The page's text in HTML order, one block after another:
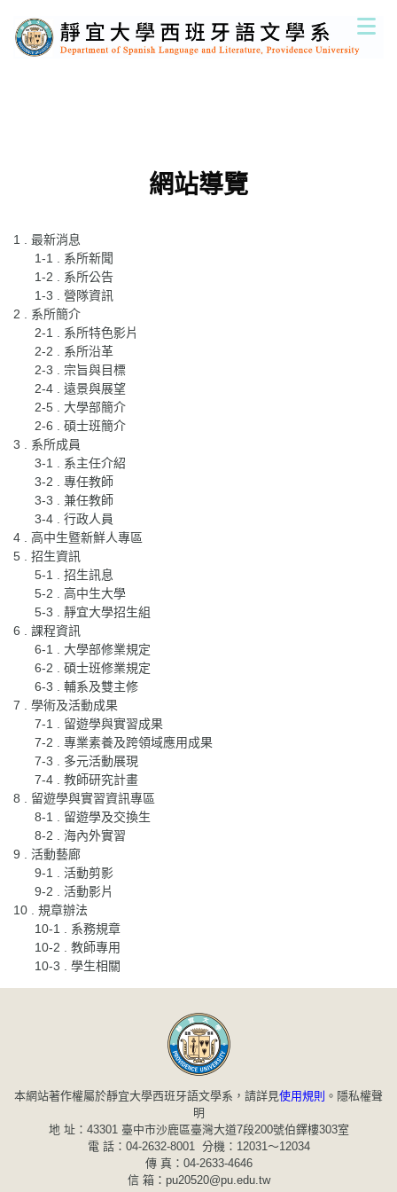
到
主
網站導覽
1 . 最新消息
1-1 . 系所新聞
1-2 . 系所公告
1-3 . 營隊資訊
2 . 系所簡介
2-1 . 系所特色影片
2-2 . 系所沿革
2-3 . 宗旨與目標
2-4 . 遠景與展望
2-5 . 大學部簡介
2-6 . 碩士班簡介
3 . 系所成員
3-1 . 系主任介紹
3-2 . 專任教師
3-3 . 兼任教師
3-4 . 行政人員
4 . 高中生暨新鮮人專區
5 . 招生資訊
5-1 . 招生訊息
5-2 . 高中生大學
5-3 . 靜宜大學招生組
6 . 課程資訊
6-1 . 大學部修業規定
6-2 . 碩士班修業規定
6-3 . 輔系及雙主修
7 . 學術及活動成果
7-1 . 留遊學與實習成果
7-2 . 專業素養及跨領域應用成果
7-3 . 多元活動展現
7-4 . 教師研究計畫
8 . 留遊學與實習資訊專區
8-1 . 留遊學及交換生
8-2 . 海內外實習
9 . 活動藝廊
9-1 . 活動剪影
9-2 . 活動影片
10 . 規章辦法
10-1 . 系務規章
10-2 . 教師專用
10-3 . 學生相關
本網站著作權屬於靜宜大學西班牙語文學系，請詳見使用規則 。 隱私權聲
明
地 址：43301 臺中市沙鹿區臺灣大道7段200號伯鐸樓303室
電 話：04-2632-8001 分機：12031～12034
傳 真：04-2633-4646
信 箱：pu20520@pu.edu.tw